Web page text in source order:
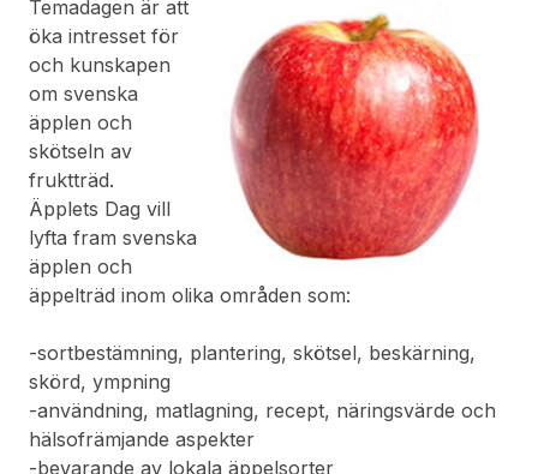
Temadagen är att
öka intresset för
och kunskapen
om svenska
äpplen och
skötseln av
fruktträd.
Äpplets Dag vill
lyfta fram svenska
äpplen och
äppelträd inom olika områden som:
-sortbestämning, plantering, skötsel, beskärning,
skörd, ympning
-användning, matlagning, recept, näringsvärde och
hälsofrämjande aspekter
-bevarande av lokala äppelsorter